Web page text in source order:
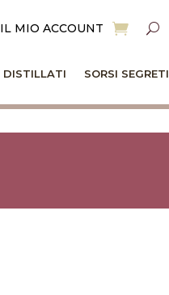
IL MIO ACCOUNT
DISTILLATI SORSI SEGRETI